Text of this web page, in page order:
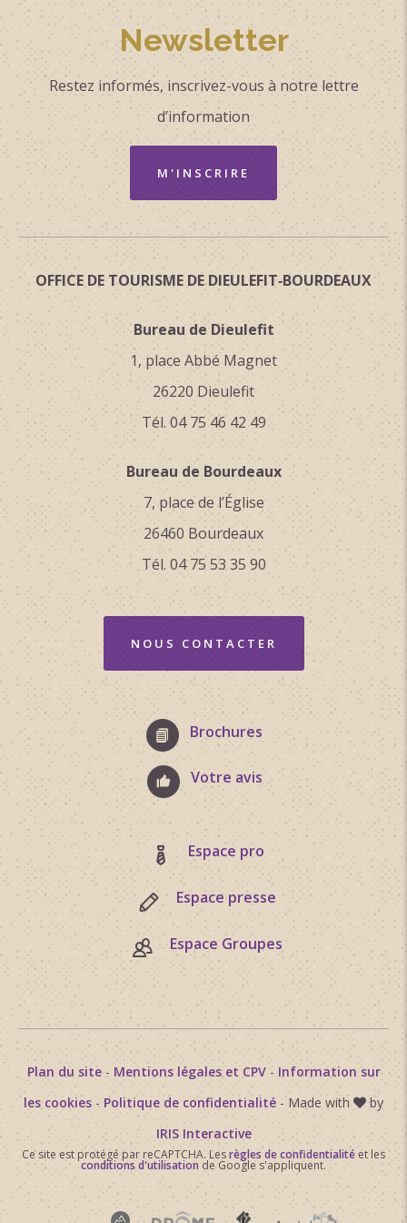
Moyens de paiement
Chèque
Newsletter
Restez informés, inscrivez-vous à notre lettre
d’information
M'INSCRIRE
OFFICE DE TOURISME DE DIEULEFIT‑BOURDEAUX
Bureau de Dieulefit
1, place Abbé Magnet
26220 Dieulefit
Tél. 04 75 46 42 49
Bureau de Bourdeaux
7, place de l’Église
26460 Bourdeaux
Tél. 04 75 53 35 90
NOUS CONTACTER
Brochures
Votre avis
Espace pro
Espace presse
Espace Groupes
Plan du site- Mentions légales et CPV- Information sur
les cookies - Politique de confidentialité - Made with
by
IRIS Interactive
Ce site est protégé par reCAPTCHA. Lesrègles de confidentialitéet les
conditions d'utilisation de Google s'appliquent.